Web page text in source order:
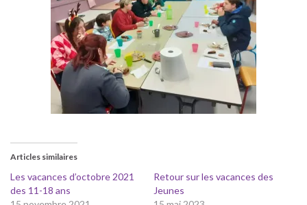
Articles similaires
Les vacances d’octobre 2021
des 11-18 ans
Retour sur les vacances des
Jeunes